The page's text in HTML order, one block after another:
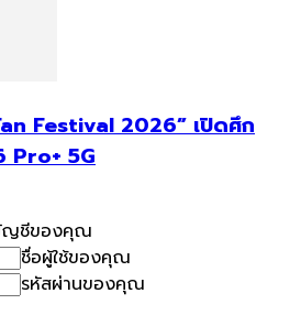
Festival 2026” เปิดศึก
Pro+ 5G
ญชีของคุณ
ชื่อผู้ใช้ของคุณ
รหัสผ่านของคุณ